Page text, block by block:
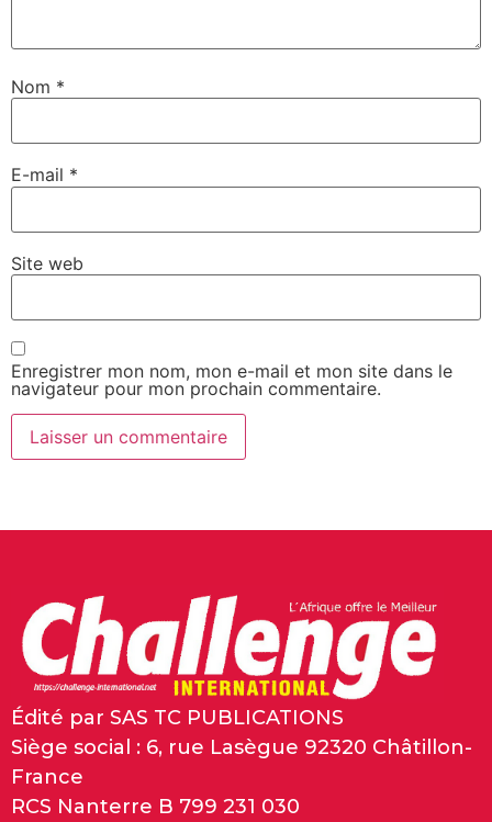
Nom *
E-mail *
Site web
Enregistrer mon nom, mon e-mail et mon site dans le
navigateur pour mon prochain commentaire.
Édité par SAS TC PUBLICATIONS
Siège social : 6, rue Lasègue 92320 Châtillon-
France
RCS Nanterre B 799 231 030